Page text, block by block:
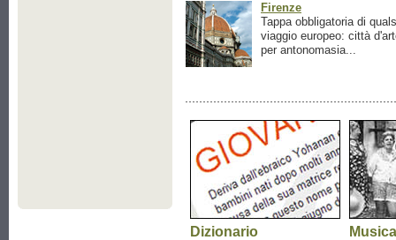
Firenze
Tappa obbligatoria di
viaggio europeo: città
per antonomasia...
Dizionario
Musica